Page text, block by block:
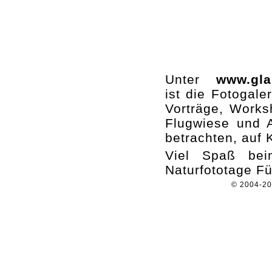
Unter
ist die
Vorträge,
Flugwiese und
betrachten, auf
Viel Spaß
Naturfototage
© 2004-